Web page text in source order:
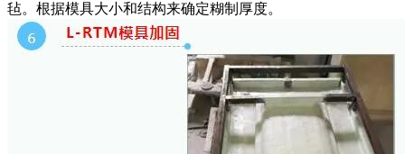
毡。根据模具大小和结构来确定糊制厚度。